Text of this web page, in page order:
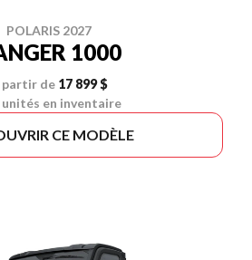
POLARIS 2027
1000
partir de 17 899 $
unités en inventaire
CE MODÈLE